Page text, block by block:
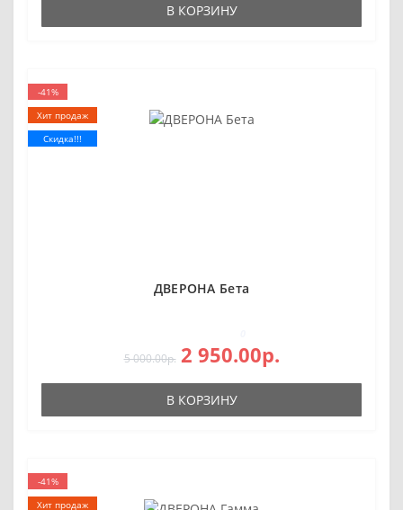
В КОРЗИНУ
-41%
Хит продаж
Скидка!!!
ДВЕРОНА Бета
5 000.00р. 2 950.00р.
В КОРЗИНУ
-41%
Хит продаж